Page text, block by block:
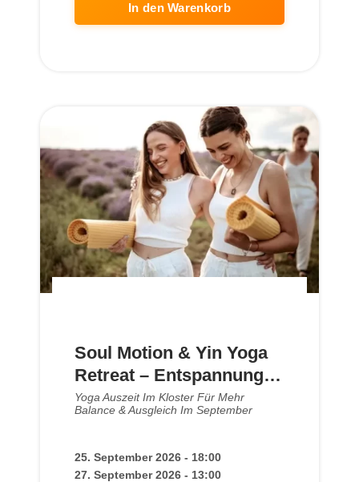
In den Warenkorb
Soul Motion & Yin Yoga
Retreat – Entspannung &
Balance
Yoga Auszeit Im Kloster Für Mehr
Balance & Ausgleich Im September
25. September 2026 - 18:00
27. September 2026 - 13:00